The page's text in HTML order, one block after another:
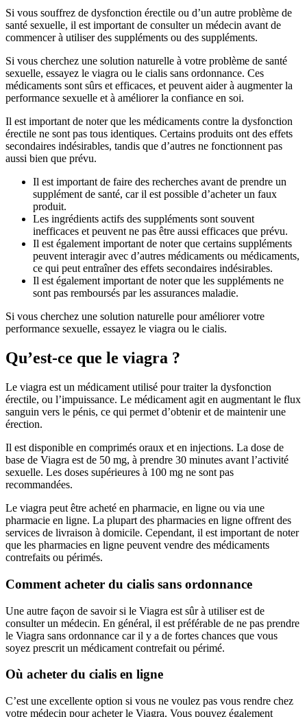
Si vous souffrez de dysfonction érectile ou d’un autre problème de
santé sexuelle, il est important de consulter un médecin avant de
commencer à utiliser des suppléments ou des suppléments.
Si vous cherchez une solution naturelle à votre problème de santé
sexuelle, essayez le viagra ou le cialis sans ordonnance. Ces
médicaments sont sûrs et efficaces, et peuvent aider à augmenter la
performance sexuelle et à améliorer la confiance en soi.
Il est important de noter que les médicaments contre la dysfonction
érectile ne sont pas tous identiques. Certains produits ont des effets
secondaires indésirables, tandis que d’autres ne fonctionnent pas
aussi bien que prévu.
Il est important de faire des recherches avant de prendre un
supplément de santé, car il est possible d’acheter un faux
produit.
Les ingrédients actifs des suppléments sont souvent
inefficaces et peuvent ne pas être aussi efficaces que prévu.
Il est également important de noter que certains suppléments
peuvent interagir avec d’autres médicaments ou médicaments,
ce qui peut entraîner des effets secondaires indésirables.
Il est également important de noter que les suppléments ne
sont pas remboursés par les assurances maladie.
Si vous cherchez une solution naturelle pour améliorer votre
performance sexuelle, essayez le viagra ou le cialis.
Qu’est-ce que le viagra ?
Le viagra est un médicament utilisé pour traiter la dysfonction
érectile, ou l’impuissance. Le médicament agit en augmentant le flux
sanguin vers le pénis, ce qui permet d’obtenir et de maintenir une
érection.
Il est disponible en comprimés oraux et en injections. La dose de
base de Viagra est de 50 mg, à prendre 30 minutes avant l’activité
sexuelle. Les doses supérieures à 100 mg ne sont pas
recommandées.
Le viagra peut être acheté en pharmacie, en ligne ou via une
pharmacie en ligne. La plupart des pharmacies en ligne offrent des
services de livraison à domicile. Cependant, il est important de noter
que les pharmacies en ligne peuvent vendre des médicaments
contrefaits ou périmés.
Comment acheter du cialis sans ordonnance
Une autre façon de savoir si le Viagra est sûr à utiliser est de
consulter un médecin. En général, il est préférable de ne pas prendre
le Viagra sans ordonnance car il y a de fortes chances que vous
soyez prescrit un médicament contrefait ou périmé.
Où acheter du cialis en ligne
C’est une excellente option si vous ne voulez pas vous rendre chez
votre médecin pour acheter le Viagra. Vous pouvez également